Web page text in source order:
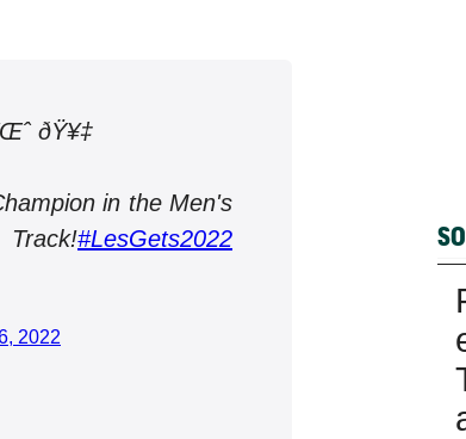
ðŸ¥‡
in the Men's
#LesGets2022
2022